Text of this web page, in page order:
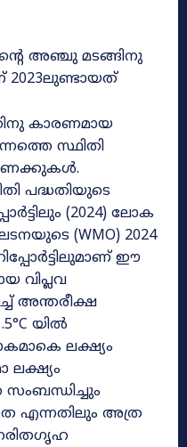
അഞ്ചു മടങ്ങിനു
കാരണമായ
സ്ഥിതി
പദ്ധതിയുടെ
(2024) ലോക
(WMO) 2024
ഈ
വിപ്ലവ
അന്തരീക്ഷ
യിൽ
ലക്ഷ്യം
ലക്ഷ്യം
സംബന്ധിച്ചും
എന്നതിലും അത്ര
ഹരിതഗൃഹ